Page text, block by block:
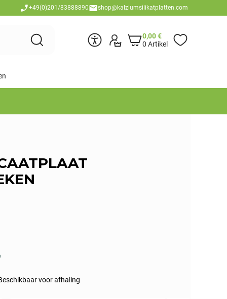
+49(0)201/83888890 shop@kalziumsilikatplatten.com
0,00€
0 Artikel
voor afhaling